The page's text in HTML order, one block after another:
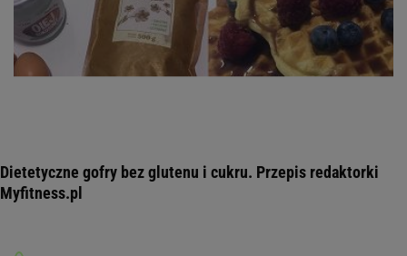
Dietetyczne gofry bez glutenu i cukru. Przepis redaktorki
Myfitness.pl